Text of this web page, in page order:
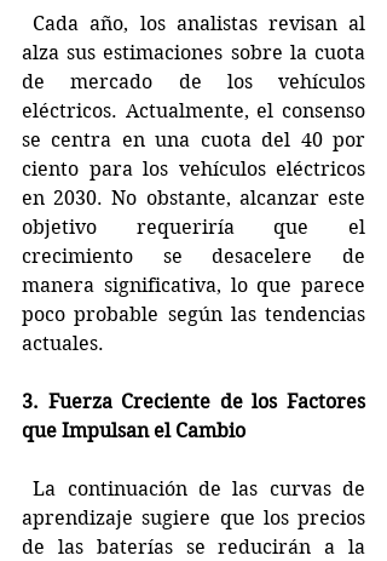
alza sus estimaciones sobre la cuota
de mercado de los vehículos
eléctricos. Actualmente, el consenso
se centra en una cuota del 40 por
ciento para los vehículos eléctricos
en 2030. No obstante, alcanzar este
objetivo requeriría que el
crecimiento se desacelere de
manera significativa, lo que parece
poco probable según las tendencias
actuales.
3. Fuerza Creciente de los Factores
que Impulsan el Cambio
La continuación de las curvas de
aprendizaje sugiere que los precios
de las baterías se reducirán a la